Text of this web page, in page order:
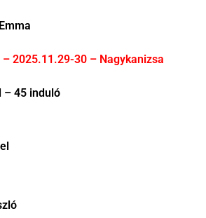
2025.11.29-30 – Nagykanizsa
– 45 induló